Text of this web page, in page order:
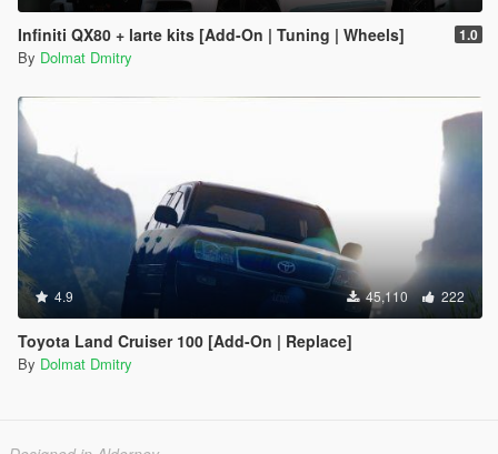
Infiniti QX80 + larte kits [Add-On | Tuning | Wheels] 1.0
By Dolmat Dmitry
4.9 45,110 222
Toyota Land Cruiser 100 [Add-On | Replace]
By Dolmat Dmitry